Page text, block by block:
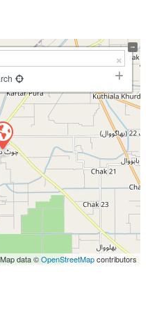
data ©OpenStreetMapcontributors